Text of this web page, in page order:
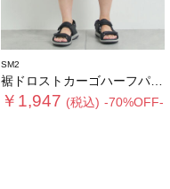
SM2
裾ドロストカーゴハーフパンツ
￥1,947 (税込) -70%OFF-